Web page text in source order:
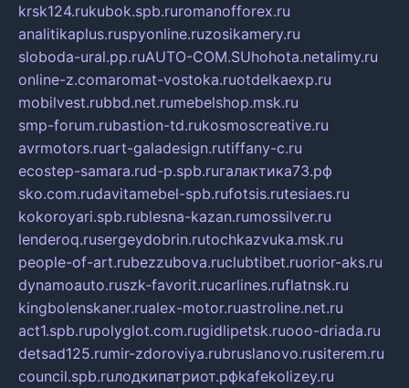
krsk124.rukubok.spb.ruromanofforex.ru
analitikaplus.ruspyonline.ruzosikamery.ru
sloboda-ural.pp.ruAUTO-COM.SUhohota.netalimy.ru
online-z.comaromat-vostoka.ruotdelkaexp.ru
mobilvest.rubbd.net.rumebelshop.msk.ru
smp-forum.rubastion-td.rukosmoscreative.ru
avrmotors.ruart-galadesign.rutiffany-c.ru
ecostep-samara.rud-p.spb.ruгалактика73.рф
sko.com.rudavitamebel-spb.rufotsis.rutesiaes.ru
kokoroyari.spb.rublesna-kazan.rumossilver.ru
lenderoq.rusergeydobrin.rutochkazvuka.msk.ru
people-of-art.rubezzubova.ruclubtibet.ruorior-aks.ru
dynamoauto.ruszk-favorit.rucarlines.ruflatnsk.ru
kingbolenskaner.rualex-motor.ruastroline.net.ru
act1.spb.rupolyglot.com.rugidlipetsk.ruooo-driada.ru
detsad125.rumir-zdoroviya.rubruslanovo.rusiterem.ru
council.spb.ruлодкипатриот.рфkafekolizey.ru